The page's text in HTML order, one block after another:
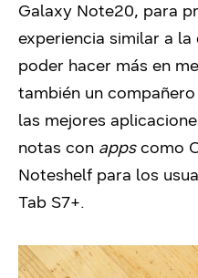
Galaxy Note20, para
experiencia similar a
poder hacer más en
también un
las mejores
notas con appscomo
Noteshelf para los
Tab S7+.